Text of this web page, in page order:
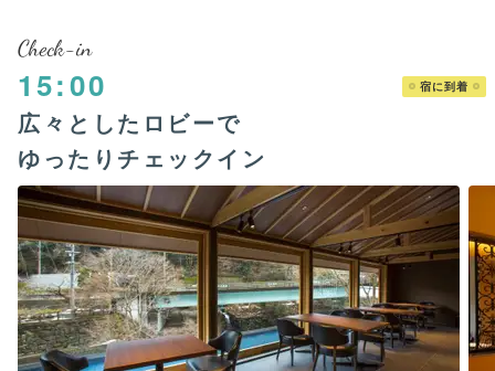
Check-in
15:00 宿に到着
広々としたロビーで
ゆったりチェックイン